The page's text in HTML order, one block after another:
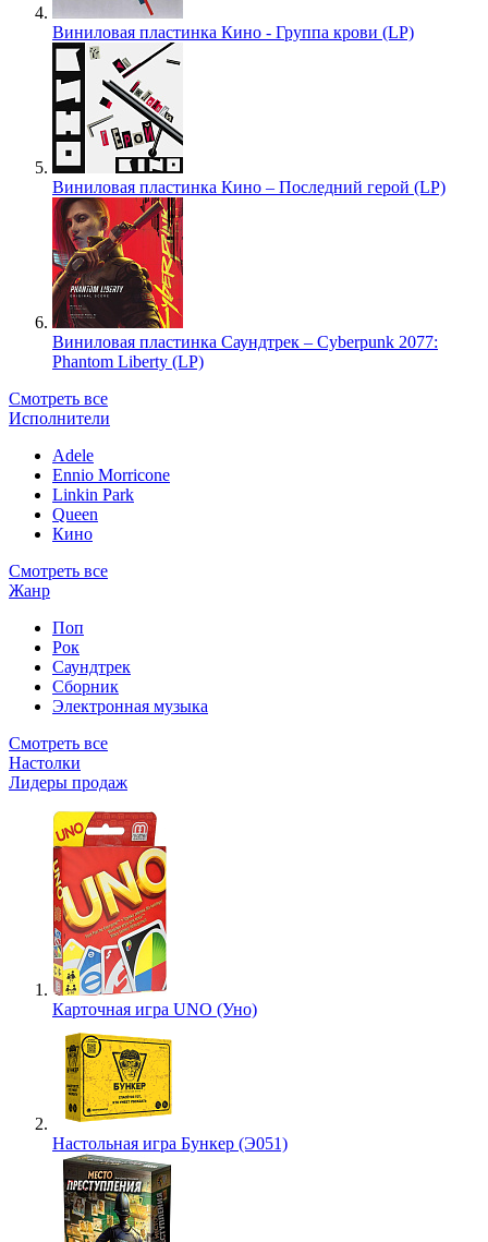
Виниловая пластинка Кино - Группа крови (LP)
Виниловая пластинка Кино – Последний герой (LP)
Виниловая пластинка Саундтрек – Cyberpunk 2077:
Phantom Liberty (LP)
Смотреть все
Исполнители
Adele
Ennio Morricone
Linkin Park
Queen
Кино
Смотреть все
Жанр
Поп
Рок
Саундтрек
Сборник
Электронная музыка
Смотреть все
Настолки
Лидеры продаж
Карточная игра UNO (Уно)
Настольная игра Бункер (Э051)